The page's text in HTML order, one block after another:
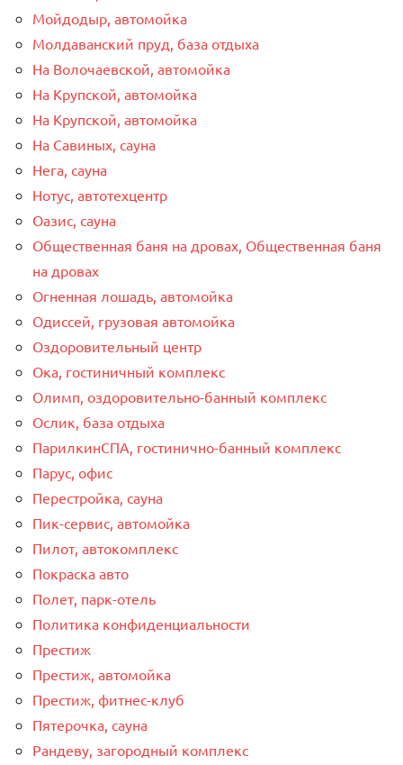
Мойдодыр, автомойка
Молдаванский пруд, база отдыха
На Волочаевской, автомойка
На Крупской, автомойка
На Крупской, автомойка
На Савиных, сауна
Нега, сауна
Нотус, автотехцентр
Оазис, сауна
Общественная баня на дровах, Общественная баня
на дровах
Огненная лошадь, автомойка
Одиссей, грузовая автомойка
Оздоровительный центр
Ока, гостиничный комплекс
Олимп, оздоровительно-банный комплекс
Ослик, база отдыха
ПарилкинСПА, гостинично-банный комплекс
Парус, офис
Перестройка, сауна
Пик-сервис, автомойка
Пилот, автокомплекс
Покраска авто
Полет, парк-отель
Политика конфиденциальности
Престиж
Престиж, автомойка
Престиж, фитнес-клуб
Пятерочка, сауна
Рандеву, загородный комплекс